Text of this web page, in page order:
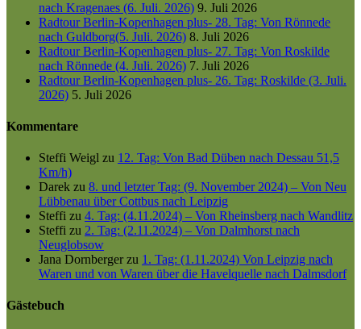
nach Kragenaes (6. Juli. 2026) 9. Juli 2026
Radtour Berlin-Kopenhagen plus- 28. Tag: Von Rönnede
nach Guldborg(5. Juli. 2026) 8. Juli 2026
Radtour Berlin-Kopenhagen plus- 27. Tag: Von Roskilde
nach Rönnede (4. Juli. 2026) 7. Juli 2026
Radtour Berlin-Kopenhagen plus- 26. Tag: Roskilde (3. Juli.
2026) 5. Juli 2026
Kommentare
Steffi Weigl zu 12. Tag: Von Bad Düben nach Dessau 51,5
Km/h)
Darek zu 8. und letzter Tag: (9. November 2024) – Von Neu
Lübbenau über Cottbus nach Leipzig
Steffi zu 4. Tag: (4.11.2024) – Von Rheinsberg nach Wandlitz
Steffi zu 2. Tag: (2.11.2024) – Von Dalmhorst nach
Neuglobsow
Jana Dornbergerzu 1. Tag: (1.11.2024) Von Leipzig nach
Waren und von Waren über die Havelquelle nach Dalmsdorf
Gästebuch